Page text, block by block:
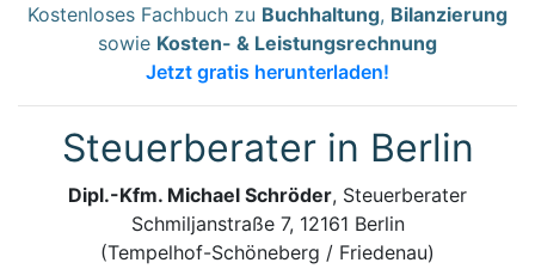
Kostenloses Fachbuch zu Buchhaltung, Bilanzierung
sowie Kosten- & Leistungsrechnung
Jetzt gratis herunterladen!
Steuerberater in Berlin
Dipl.-Kfm. Michael Schröder, Steuerberater
Schmiljanstraße 7, 12161 Berlin
(Tempelhof-Schöneberg / Friedenau)